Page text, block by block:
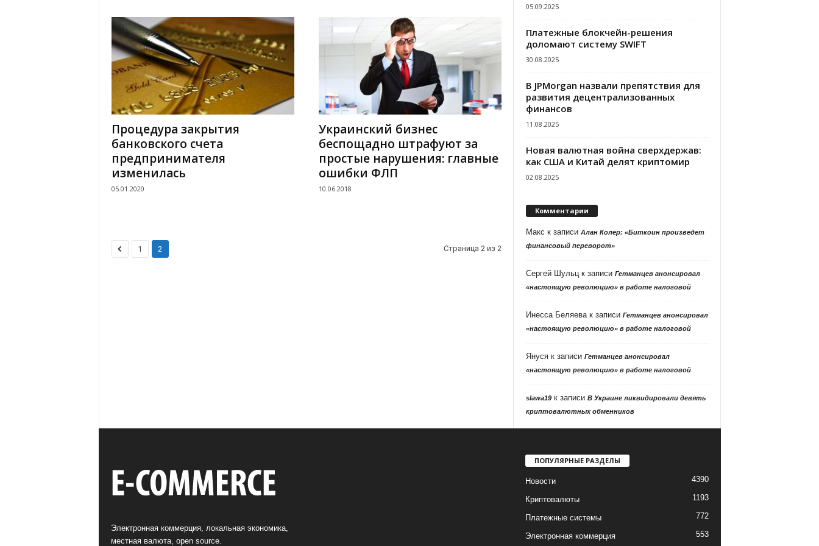
Процедура закрытия
банковского счета
предпринимателя
изменилась
05.01.2020
Украинский бизнес
беспощадно штрафуют за
простые нарушения: главные
ошибки ФЛП
10.06.2018
1 2 Страница 2 из 2
05.09.2025
Платежные блокчейн-решения
доломают систему SWIFT
30.08.2025
В JPMorgan назвали препятствия для
развития децентрализованных
финансов
11.08.2025
Новая валютная война сверхдержав:
как США и Китай делят криптомир
02.08.2025
Комментарии
Макс к записи Алан Колер: «Биткоин произведет
финансовый переворот»
Сергей Шульцк записи Гетманцев анонсировал
«настоящую революцию» в работе налоговой
Инесса Беляевак записи Гетманцев анонсировал
«настоящую революцию» в работе налоговой
Янусяк записи Гетманцев анонсировал
«настоящую революцию» в работе налоговой
slawa19к записи В Украине ликвидировали девять
криптовалютных обменников
Электронная коммерция, локальная экономика,
местная валюта, open source.
ПОПУЛЯРНЫЕ РАЗДЕЛЫ
Новости 4390
Криптовалюты 1193
Платежные системы 772
Электронная коммерция 553